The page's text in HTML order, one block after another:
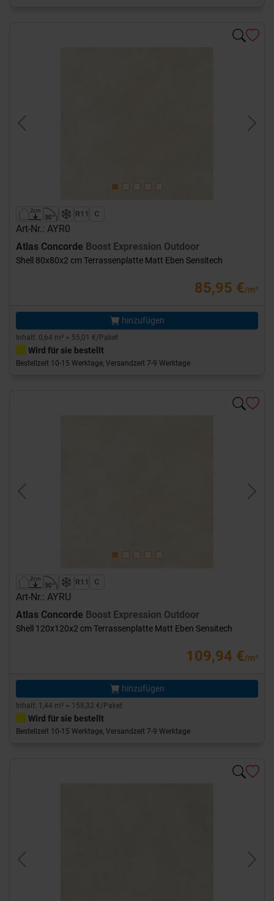
Previous Next
Art-Nr.: AYR0
Atlas Concorde Boost Expression Outdoor
Shell 80x80x2 cm Terrassenplatte Matt Eben Sensitech
85,95 €/m²
hinzufügen
Inhalt: 0,64 m² = 55,01 €/Paket
Wird für sie bestellt
Bestellzeit 10-15 Werktage, Versandzeit 7-9 Werktage
Previous Next
Art-Nr.: AYRU
Atlas Concorde Boost Expression Outdoor
Shell 120x120x2 cm Terrassenplatte Matt Eben Sensitech
109,94 €/m²
hinzufügen
Inhalt: 1,44 m² = 158,32 €/Paket
Wird für sie bestellt
Bestellzeit 10-15 Werktage, Versandzeit 7-9 Werktage
Previous Next